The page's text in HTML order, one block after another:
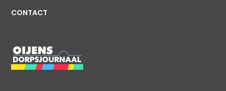
CONTACT